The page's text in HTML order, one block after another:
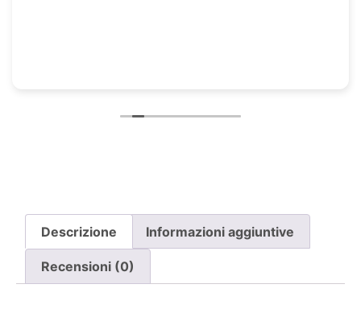
Descrizione Informazioni aggiuntive
Recensioni (0)